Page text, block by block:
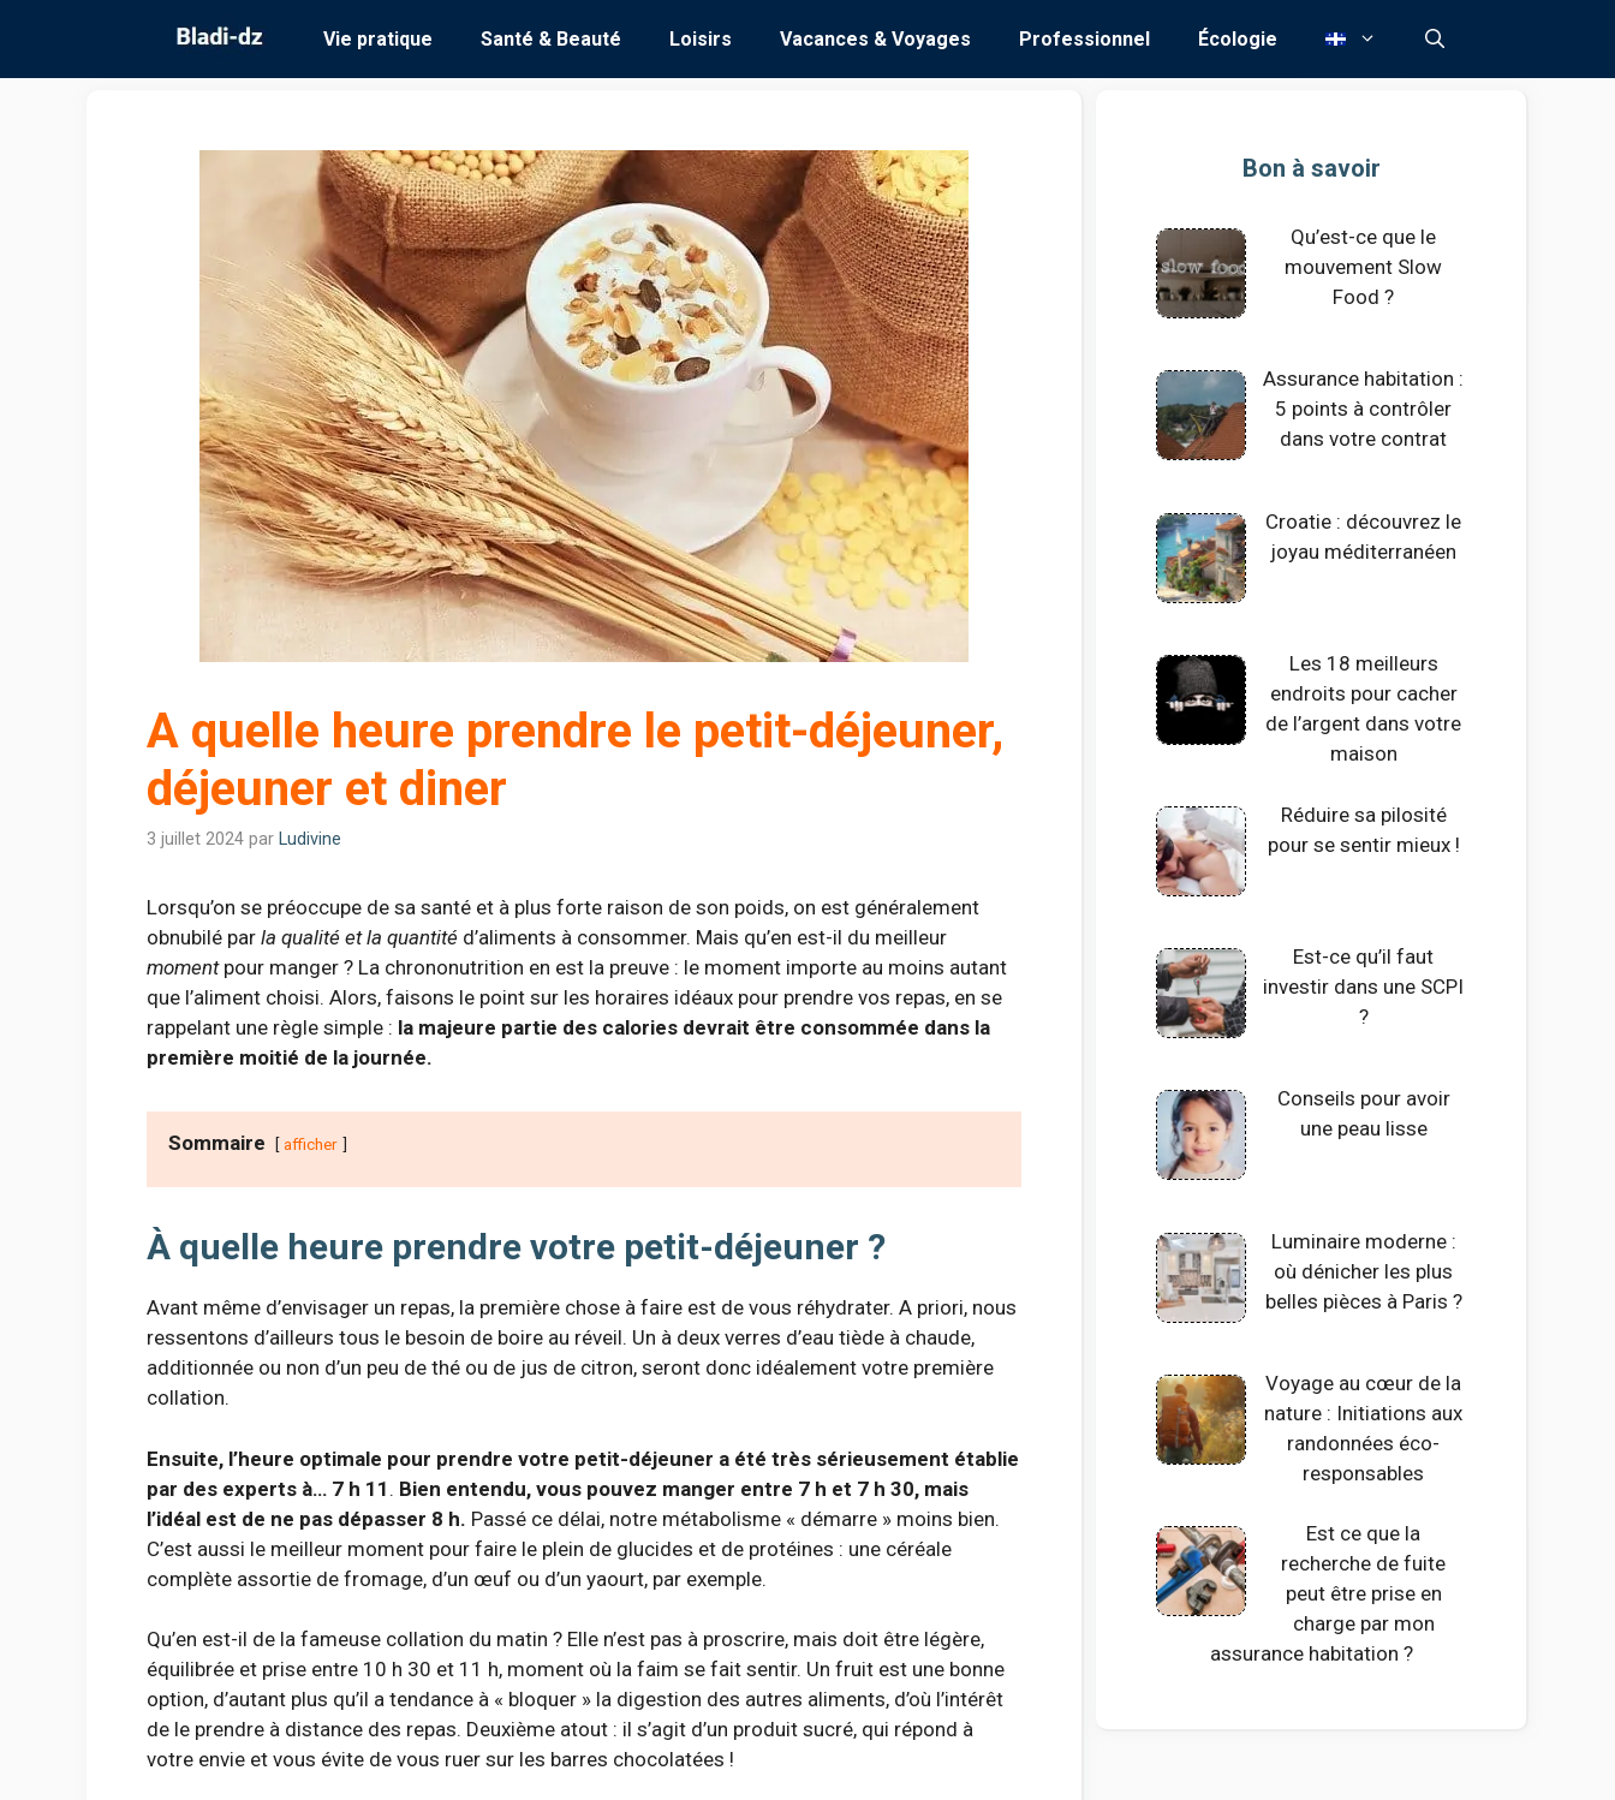
contenu
Vie pratique Santé & Beauté Loisirs Vacances & Voyages Professionnel Écologie
A quelle heure prendre le petit-déjeuner,
déjeuner et diner
3 juillet 2024 par Ludivine
Lorsqu’on se préoccupe de sa santé et à plus forte raison de son poids, on est généralement
obnubilé par la qualité et la quantité d’aliments à consommer. Mais qu’en est-il du meilleur
momentpour manger ? La chrononutrition en est la preuve : le moment importe au moins autant
que l’aliment choisi. Alors, faisons le point sur les horaires idéaux pour prendre vos repas, en se
rappelant une règle simple : la majeure partie des calories devrait être consommée dans la
première moitié de la journée.
Sommaire afficher
À quelle heure prendre votre petit-déjeuner ?
Avant même d’envisager un repas, la première chose à faire est de vous réhydrater. A priori, nous
ressentons d’ailleurs tous le besoin de boire au réveil. Un à deux verres d’eau tiède à chaude,
additionnée ou non d’un peu de thé ou de jus de citron, seront donc idéalement votre première
collation.
Ensuite, l’heure optimale pour prendre votre petit-déjeuner a été très sérieusement établie
par des experts à… 7 h 11 . Bien entendu, vous pouvez manger entre 7 h et 7 h 30, mais
l’idéal est de ne pas dépasser 8 h. Passé ce délai, notre métabolisme « démarre » moins bien.
C’est aussi le meilleur moment pour faire le plein de glucides et de protéines : une céréale
complète assortie de fromage, d’un œuf ou d’un yaourt, par exemple.
Qu’en est-il de la fameuse collation du matin ? Elle n’est pas à proscrire, mais doit être légère,
équilibrée et prise entre 10 h 30 et 11 h, moment où la faim se fait sentir. Un fruit est une bonne
option, d’autant plus qu’il a tendance à « bloquer » la digestion des autres aliments, d’où l’intérêt
de le prendre à distance des repas. Deuxième atout : il s’agit d’un produit sucré, qui répond à
votre envie et vous évite de vous ruer sur les barres chocolatées !
Bon à savoir
Qu’est-ce que le
mouvement Slow
Food ?
Assurance habitation :
5 points à contrôler
dans votre contrat
Croatie : découvrez le
joyau méditerranéen
Les 18 meilleurs
endroits pour cacher
de l’argent dans votre
maison
Réduire sa pilosité
pour se sentir mieux !
Est-ce qu’il faut
investir dans une SCPI
?
Conseils pour avoir
une peau lisse
Luminaire moderne :
où dénicher les plus
belles pièces à Paris ?
Voyage au cœur de la
nature : Initiations aux
randonnées éco-
responsables
Est ce que la
recherche de fuite
peut être prise en
charge par mon
assurance habitation ?